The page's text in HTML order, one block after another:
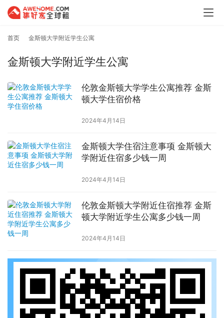
首页 金斯顿大学附近学生公寓
金斯顿大学附近学生公寓
伦敦金斯顿大学学生公寓推荐 金斯
顿大学住宿价格
2024年4月14日
金斯顿大学住宿注意事项 金斯顿大
学附近住宿多少钱一周
2024年4月14日
伦敦金斯顿大学附近住宿推荐 金斯
顿大学附近学生公寓多少钱一周
2024年4月14日